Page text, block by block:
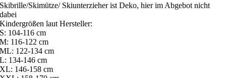
Skibrille/Skimütze/ Skiunterzieher ist Deko, hier im Abgebot nicht
dabei
Kindergrößen laut Hersteller:
S: 104-116 cm
M: 116-122 cm
ML: 122-134 cm
L: 134-146 cm
XL: 146-158 cm